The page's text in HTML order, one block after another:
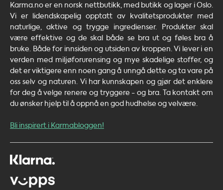
Karma.no er en norsk nettbutikk, med butikk og lager i Oslo.
Vi er lidendskapelig opptatt av kvalitetsprodukter med
naturlige, aktive og trygge ingredienser. Produkter skal
være effektive og de skal både se bra ut og føles bra å
bruke. Både for innsiden og utsiden av kroppen. Vi lever i en
verden med miljøforurensing og mye skadelige stoffer, og
det er viktigere enn noen gang å unngå dette og ta vare på
oss selv og naturen. Vi har kunnskapen og gjør det enklere
for deg å velge renere og tryggere - og bra. Ta kontakt om
du ønsker hjelp til å oppnå en god hudhelse og velvære.
Bli inspirert i Karmabloggen!